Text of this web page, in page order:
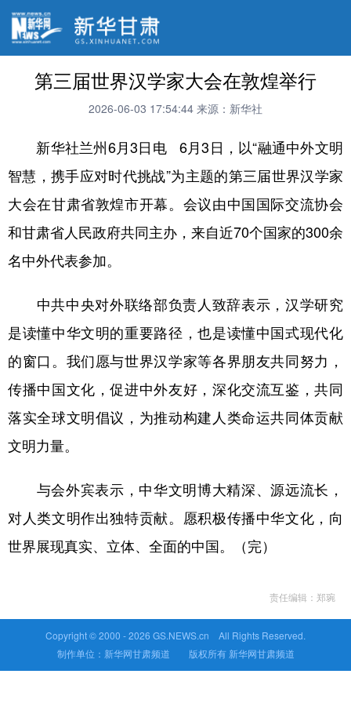
第三届世界汉学家大会在敦煌举行
2026-06-03 17:54:44 来源：新华社
新华社兰州6月3日电 6月3日，以“融通中外文明
智慧，携手应对时代挑战”为主题的第三届世界汉学家
大会在甘肃省敦煌市开幕。会议由中国国际交流协会
和甘肃省人民政府共同主办，来自近70个国家的300余
名中外代表参加。
中共中央对外联络部负责人致辞表示，汉学研究
是读懂中华文明的重要路径，也是读懂中国式现代化
的窗口。我们愿与世界汉学家等各界朋友共同努力，
传播中国文化，促进中外友好，深化交流互鉴，共同
落实全球文明倡议，为推动构建人类命运共同体贡献
文明力量。
与会外宾表示，中华文明博大精深、源远流长，
对人类文明作出独特贡献。愿积极传播中华文化，向
世界展现真实、立体、全面的中国。（完）
责任编辑：郑琬
Copyright © 2000 -2026 GS.NEWS.cn All Rights Reserved.
制作单位：新华网甘肃频道 版权所有 新华网甘肃频道